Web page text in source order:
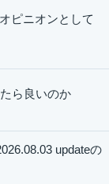
ピニオンとして
ら良いのか
updateの